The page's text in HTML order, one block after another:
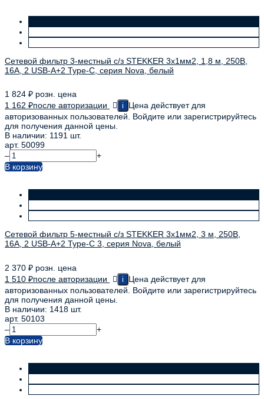
Сетевой фильтр 3-местный с/з STEKKER 3x1мм2, 1,8 м, 250В,
16А, 2 USB-A+2 Type-C, серия Nova, белый
1 824 ₽ розн. цена
1 162 ₽после авторизации i
Цена действует для
авторизованных пользователей. Войдите или зарегистрируйтесь
для получения данной цены.
В наличии: 1191 шт.
арт. 50099
–
+
В корзину
Сетевой фильтр 5-местный с/з STEKKER 3x1мм2, 3 м, 250В,
16А, 2 USB-A+2 Type-C 3, серия Nova, белый
2 370 ₽ розн. цена
1 510 ₽после авторизации i
Цена действует для
авторизованных пользователей. Войдите или зарегистрируйтесь
для получения данной цены.
В наличии: 1418 шт.
арт. 50103
–
+
В корзину